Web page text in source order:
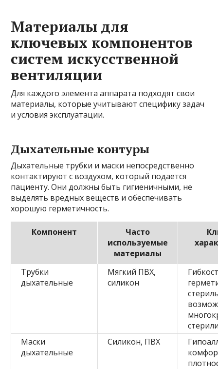
Материалы для
ключевых компонентов
систем искусственной
вентиляции
Для каждого элемента аппарата подходят свои
материалы, которые учитывают специфику задач
и условия эксплуатации.
Дыхательные контуры
Дыхательные трубки и маски непосредственно
контактируют с воздухом, который подается
пациенту. Они должны быть гигиеничными, не
выделять вредных веществ и обеспечивать
хорошую герметичность.
Компонент
Часто
используемые
материалы
Трубки
дыхательные
Мягкий ПВХ,
силикон
Маски
дыхательные
Силикон, ПВХ